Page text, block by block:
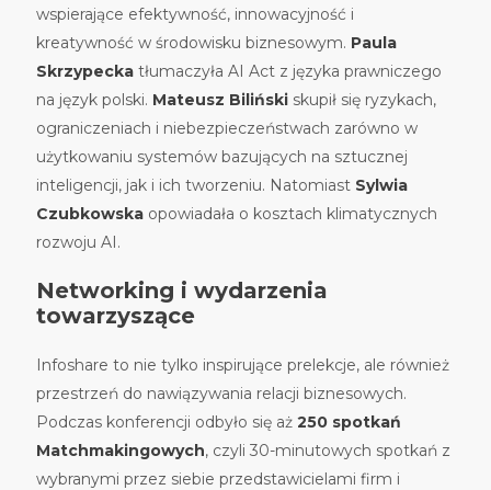
wspierające efektywność, innowacyjność i
kreatywność w środowisku biznesowym. Paula
Skrzypecka tłumaczyła AI Act z języka prawniczego
na język polski. Mateusz Biliński skupił się ryzykach,
ograniczeniach i niebezpieczeństwach zarówno w
użytkowaniu systemów bazujących na sztucznej
inteligencji, jak i ich tworzeniu. Natomiast Sylwia
Czubkowska opowiadała o kosztach klimatycznych
rozwoju AI.
Networking i wydarzenia
towarzyszące
Infoshare to nie tylko inspirujące prelekcje, ale również
przestrzeń do nawiązywania relacji biznesowych.
Podczas konferencji odbyło się aż 250 spotkań
Matchmakingowych, czyli 30-minutowych spotkań z
wybranymi przez siebie przedstawicielami firm i